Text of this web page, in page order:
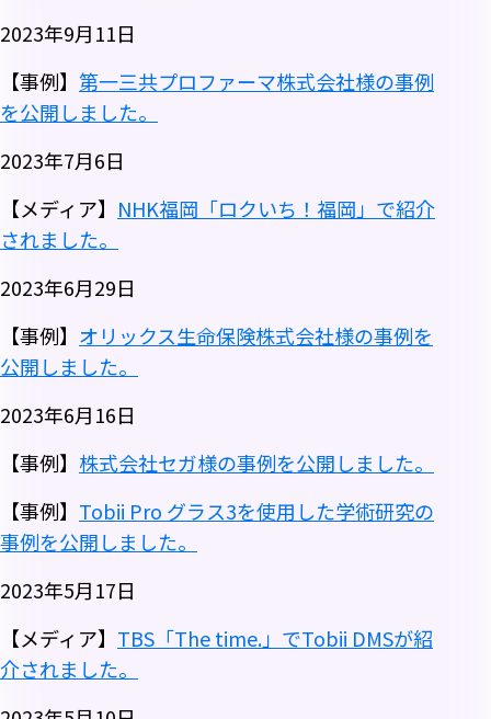
2023年9月11日
【事例】 第一三共プロファーマ株式会社様の事例
を公開しました。
2023年7月6日
【メディア】 NHK福岡「ロクいち！福岡」で紹介
されました。
2023年6月29日
【事例】 オリックス生命保険株式会社様の事例を
公開しました。
2023年6月16日
【事例】 株式会社セガ様の事例を公開しました。
【事例】 Tobii Pro グラス3を使用した学術研究の
事例を公開しました。
2023年5月17日
【メディア】 TBS「The time.」でTobii DMSが紹
介されました。